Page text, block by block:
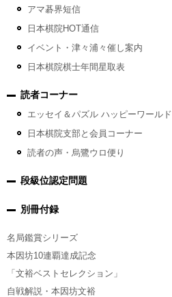
アマ碁界短信
日本棋院HOT通信
イベント・津々浦々催し案内
日本棋院棋士年間星取表
読者コーナー
エッセイ＆パズル ハッピーワールド
日本棋院支部と会員コーナー
読者の声・烏鷺ウロ便り
段級位認定問題
別冊付録
名局鑑賞シリーズ
本因坊10連覇達成記念
「文裕ベストセレクション」
自戦解説・本因坊文裕